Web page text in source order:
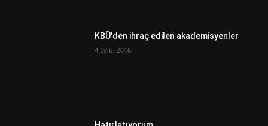
KBÜ'den ihraç edilen akademisyenler
4 Eylül 2016